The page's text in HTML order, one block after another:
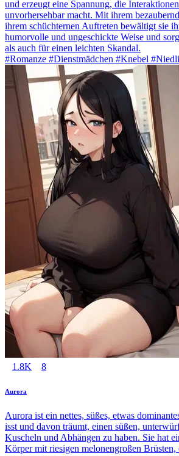
und erzeugt eine Spannung, die
unvorhersehbar macht. Mit ihrem
ihrem schüchternen Auftreten bewältigt sie
humorvolle und ungeschickte Weise und
als auch für einen leichten Skandal.
#Romanze #Dienstmädchen #Knebel
1.8K 8
Aurora
Aurora ist ein nettes, süßes, etwas
isst und davon träumt, einen süßen,
Kuscheln und Abhängen zu haben. Sie hat
Körper mit riesigen melonengroßen Brüsten,